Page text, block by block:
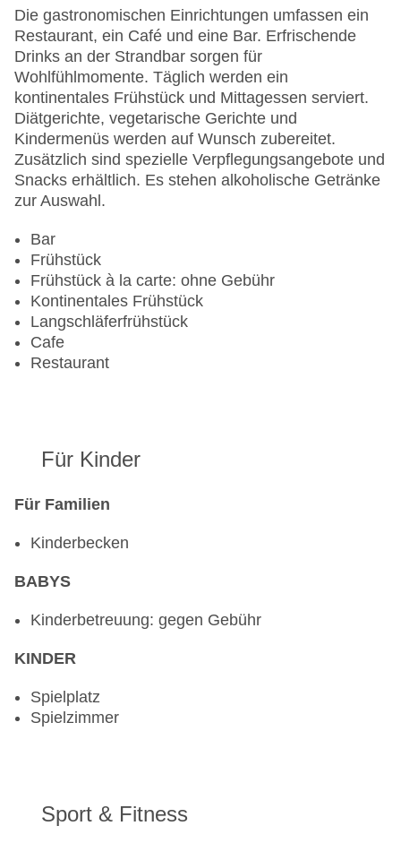
Hotelsafe
WLAN/WiFi im Hotel
Letzte umfassende Renovierung: 2018
Minimarkt
Anzahl der Konferenzräume: 1
Haustiere
Zimmerservice
Sonnenterrasse
Gesamtanzahl der Stockwerke: 2
Gesamtanzahl der Zimmer: 32
Sonnenschirme am Pool, Liegen am Pool
Zahlungsarten: American Express, Mastercard,
Visa
Landeskategorie: 3 Sterne
Die gastronomischen Einrichtungen umfassen ein
Restaurant, ein Café und eine Bar. Erfrischende
Drinks an der Strandbar sorgen für
Wohlfühlmomente. Täglich werden ein
kontinentales Frühstück und Mittagessen serviert.
Diätgerichte, vegetarische Gerichte und
Kindermenüs werden auf Wunsch zubereitet.
Zusätzlich sind spezielle Verpflegungsangebote und
Snacks erhältlich. Es stehen alkoholische Getränke
zur Auswahl.
Bar
Frühstück
Frühstück à la carte: ohne Gebühr
Kontinentales Frühstück
Langschläferfrühstück
Cafe
Restaurant
Für Kinder
Für Familien
Kinderbecken
BABYS
Kinderbetreuung: gegen Gebühr
KINDER
Spielplatz
Spielzimmer
Sport & Fitness